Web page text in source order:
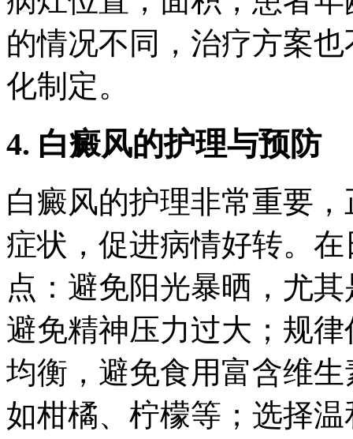
的情况不同，治疗方案
化制定。
4. 白癜风的护理与预防
白癜风的护理非常重要
症状，促进病情好转。
点：避免阳光暴晒，尤
避免精神压力过大；规
均衡，避免食用富含维
如柑橘、柠檬等；选择